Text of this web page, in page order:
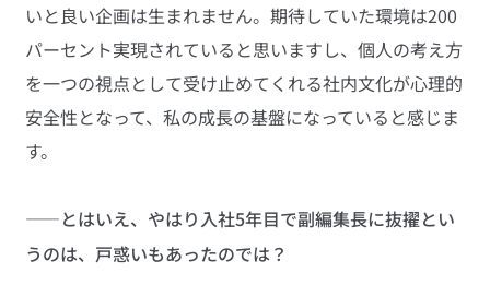
いと良い企画は生まれません。期待していた環境は200
パーセント実現されていると思いますし、個人の考え方
を一つの視点として受け止めてくれる社内文化が心理的
安全性となって、私の成長の基盤になっていると感じま
す。
——とはいえ、やはり入社5年目で副編集長に抜擢とい
うのは、戸惑いもあったのでは？